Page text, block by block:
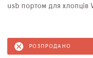
usb портом для хлопців
РОЗПРОДАНО